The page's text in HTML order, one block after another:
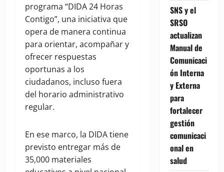
programa “DIDA 24 Horas
Contigo”, una iniciativa que
opera de manera continua
para orientar, acompañar y
ofrecer respuestas
oportunas a los
ciudadanos, incluso fuera
del horario administrativo
regular.
En ese marco, la DIDA tiene
previsto entregar más de
35,000 materiales
SNS y el
SRSO
actualizan
Manual de
Comunicaci
ón Interna
y Externa
para
fortalecer
gestión
comunicaci
onal en
salud